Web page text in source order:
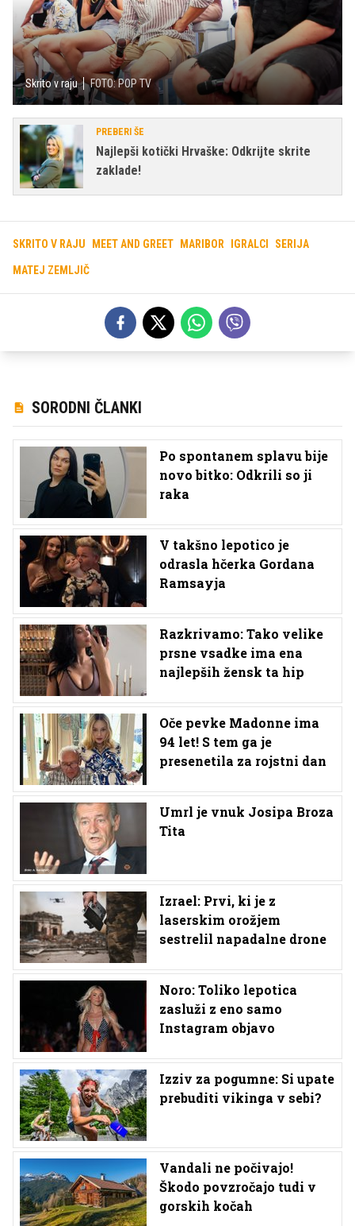
Skrito v raju FOTO: POP TV
PREBERI ŠE
Najlepši kotički Hrvaške: Odkrijte skrite
zaklade!
SKRITO V RAJU MEET AND GREET MARIBOR IGRALCI SERIJA
MATEJ ZEMLJIČ
SORODNI ČLANKI
Po spontanem splavu bije
novo bitko: Odkrili so ji
raka
V takšno lepotico je
odrasla hčerka Gordana
Ramsayja
Razkrivamo: Tako velike
prsne vsadke ima ena
najlepših žensk ta hip
Oče pevke Madonne ima
94 let! S tem ga je
presenetila za rojstni dan
Umrl je vnuk Josipa Broza
Tita
Izrael: Prvi, ki je z
laserskim orožjem
sestrelil napadalne drone
Noro: Toliko lepotica
zasluži z eno samo
Instagram objavo
Izziv za pogumne: Si upate
prebuditi vikinga v sebi?
Vandali ne počivajo!
Škodo povzročajo tudi v
gorskih kočah